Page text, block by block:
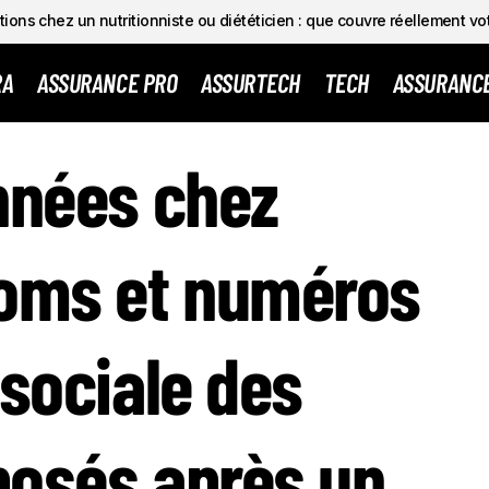
chez un nutritionniste ou diététicien : que couvre réellement
ASSURANCE PRO ASSURTECH TECH
EXPOSÉS APRÈS UN PIRATAGE
chez
et numéros
des